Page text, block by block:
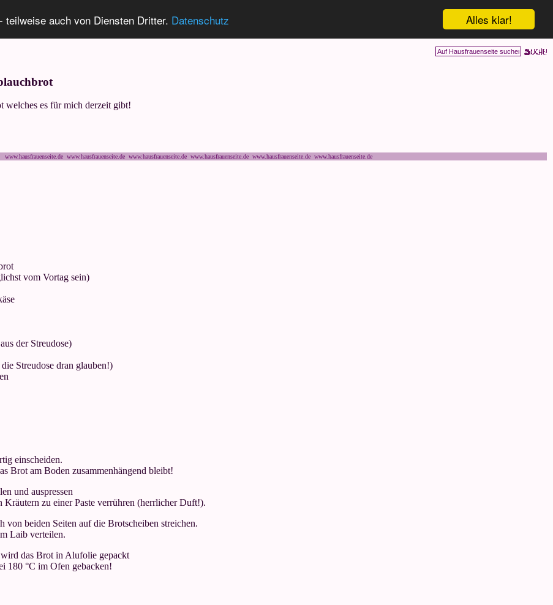
Alles klar!
teilweise auch von Diensten Dritter. Datenschutz
welches es für mich derzeit gibt!
www.hausfrauenseite.de www.hausfrauenseite.de www.hausfrauenseite.de www.hausfrauenseite.de www.hausfrauenseite.de www.hausfrauenseite.de
vom Vortag sein)
der Streudose)
Streudose dran glauben!)
einscheiden.
Brot am Boden zusammenhängend bleibt!
und auspressen
Kräutern zu einer Paste verrühren (herrlicher Duft!).
von beiden Seiten auf die Brotscheiben streichen.
Laib verteilen.
das Brot in Alufolie gepackt
180 °C im Ofen gebacken!